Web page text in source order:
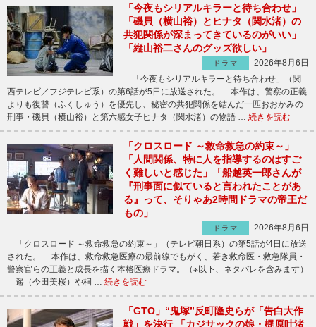
「今夜もシリアルキラーと待ち合わせ」
「磯貝（横山裕）とヒナタ（関水渚）の
共犯関係が深まってきているのがいい」
「縦山裕二さんのグッズ欲しい」
ドラマ
2026年8月6日
「今夜もシリアルキラーと待ち合わせ」（関
西テレビ／フジテレビ系）の第6話が5日に放送された。 本作は、警察の正義
よりも復讐（ふくしゅう）を優先し、秘密の共犯関係を結んだ一匹おおかみの
刑事・磯貝（横山裕）と第六感女子ヒナタ（関水渚）の物語 … 続きを読む
「クロスロード ～救命救急の約束～」
「人間関係、特に人を指導するのはすご
く難しいと感じた」「船越英一郎さんが
『刑事面に似ていると言われたことがあ
る』って、そりゃあ2時間ドラマの帝王だ
もの」
ドラマ
2026年8月6日
「クロスロード ～救命救急の約束～」（テレビ朝日系）の第5話が4日に放送
された。 本作は、救命救急医療の最前線でもがく、若き救命医・救急隊員・
警察官らの正義と成長を描く本格医療ドラマ。（※以下、ネタバレを含みます）
遥（今田美桜）や桐 … 続きを読む
「GTO」“鬼塚”反町隆史らが「告白大作
戦」を決行 「カジサックの娘・梶原叶渚